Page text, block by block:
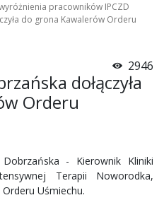
pracowników IPCZD
do grona Kawalerów Orderu
2946
dołączyła
Orderu
- Kierownik Kliniki
Terapii Noworodka,
Uśmiechu.